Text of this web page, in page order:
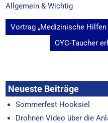
Allgemein & Wichtig
Beitragsnavigation
Vortrag „Medizinische Hilfen
OYC-Taucher
Neueste Beiträge
Sommerfest Hooksiel
Drohnen Video über die